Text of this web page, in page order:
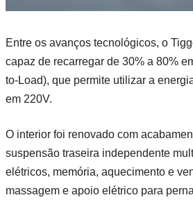
Entre os avanços tecnológicos, o
capaz de recarregar de 30% a 80%
to-Load), que permite utilizar a
em 220V.
O interior foi renovado com
suspensão traseira independente
elétricos, memória, aquecimento e
massagem e apoio elétrico para